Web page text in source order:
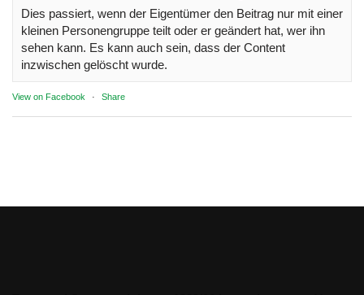
Dies passiert, wenn der Eigentümer den Beitrag nur mit einer
kleinen Personengruppe teilt oder er geändert hat, wer ihn
sehen kann. Es kann auch sein, dass der Content
inzwischen gelöscht wurde.
View on Facebook · Share